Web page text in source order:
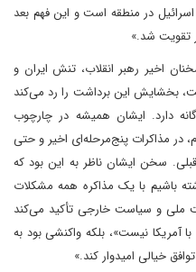
اسرائیل در منطقه است و این فهم بعد
تقویت شد.»
اخیر رهبر انقلاب، تنش ایران و
بخشایش این برداشت را رد می‌کند
دارد. ایشان همیشه در چارچوب
در مذاکرات پنج‌مرحله‌ای اخیر و حتی
سخن ایشان ناظر به این بود که
باشیم با یک مذاکره همه مشکلات
ملی و سیاست خارجی تأکید می‌کند
آمریکا نیست»، بلکه واکنشی بود به
خیالی امیدوار کند.»